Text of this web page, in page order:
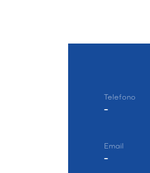
Telefono
-
Email
-